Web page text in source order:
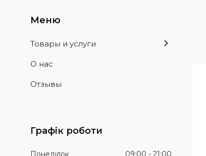
Товары и услуги
О нас
Отзывы
Графік роботи
Понеділок 09:00
21:00